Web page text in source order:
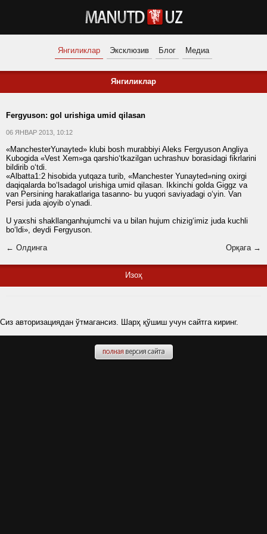
Янгиликлар Эксклюзив Блог Медиа
Янгиликлар
Fergyuson: gol urishiga umid qilasan
06 ЯНВАР 2013, 10:12
«ManchesterYunayted» klubi bosh murabbiyi Aleks Fergyuson Angliya
Kubogida «Vest Xem»ga qarshio‘tkazilgan uchrashuv borasidagi fikrlarini
bildirib o‘tdi.
«Albatta1:2 hisobida yutqaza turib, «Manchester Yunayted»ning oxirgi
daqiqalarda bo‘lsadagol urishiga umid qilasan. Ikkinchi golda Giggz va
van Persining harakatlariga tasanno- bu yuqori saviyadagi o‘yin. Van
Persi juda ajoyib o‘ynadi.
U yaxshi shakllanganhujumchi va u bilan hujum chizig‘imiz juda kuchli
bo‘ldi», deydi Fergyuson.
← Олдинга
Орқага →
Изоҳ
Сиз авторизациядан ўтмагансиз. Шарҳ қўшиш учун сайтга киринг.